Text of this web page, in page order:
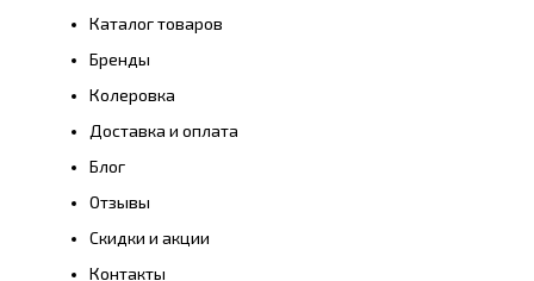
Каталог товаров
Бренды
Колеровка
Доставка и оплата
Блог
Отзывы
Скидки и акции
Контакты